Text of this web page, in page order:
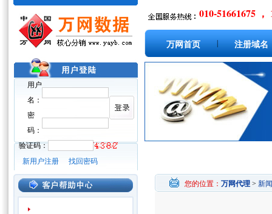
用户
名：
密
码：
验证码：
新用户注册
找回密码
010-51661675 ，
万网首页 注册域名
您的位置： 万网代理 > 新